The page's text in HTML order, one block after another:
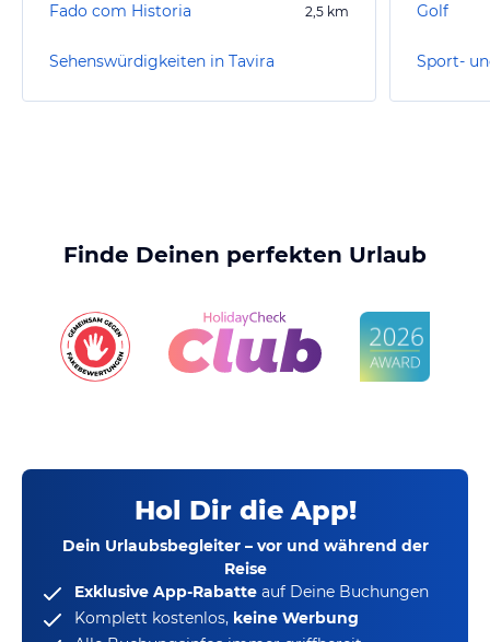
Fado com Historia 2,5 km
Sehenswürdigkeiten in Tavira
Golf
Sport-
Finde Deinen perfekten Urlaub
Hol Dir die App!
Dein Urlaubsbegleiter – vor und während der
Reise
Exklusive App-Rabatte auf Deine Buchungen
Komplett kostenlos, keine Werbung